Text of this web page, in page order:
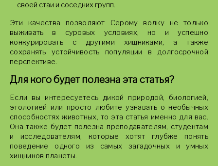
своей стаи и соседних групп.
Эти качества позволяют Серому волку не только
выживать в суровых условиях, но и успешно
конкурировать с другими хищниками, а также
сохранять устойчивость популяции в долгосрочной
перспективе.
Для кого будет полезна эта статья?
Если вы интересуетесь дикой природой, биологией,
этологией или просто любите узнавать о необычных
способностях животных, то эта статья именно для вас.
Она также будет полезна преподавателям, студентам
и исследователям, которые хотят глубже понять
поведение одного из самых загадочных и умных
хищников планеты.